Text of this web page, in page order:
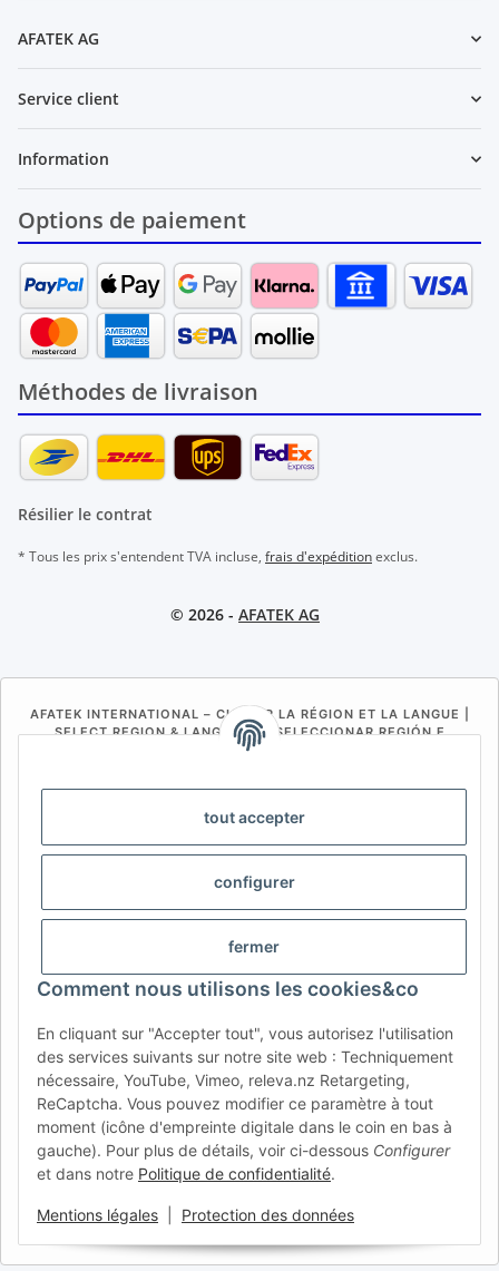
tout accepter
configurer
fermer
Comment nous utilisons les cookies&co
En cliquant sur "Accepter tout", vous autorisez l'utilisation
des services suivants sur notre site web : Techniquement
nécessaire, YouTube, Vimeo, releva.nz Retargeting,
ReCaptcha. Vous pouvez modifier ce paramètre à tout
moment (icône d'empreinte digitale dans le coin en bas à
gauche). Pour plus de détails, voir ci-dessous Configurer
et dans notre Politique de confidentialité.
Mentions légales Protection des données
AFATEK AG
Service client
Information
Options de paiement
Méthodes de livraison
Résilier le contrat
* Tous les prix s'entendent TVA incluse, frais d'expéditionexclus.
© 2026 - AFATEK AG
AFATEK INTERNATIONAL – CHOISIR LA RÉGION ET LA LANGUE |
SELECT REGION & LANGUAGE | SELECCIONAR REGIÓN E
IDIOMA
DE AT CH (DE) CH (FR)
ES
UK NZ USA MX PT
CZ
RO HR
AFATEK France| Votre spécialiste en pièces détachées pour
remorques
Conseil technique :moc.ketafa@ofni| TVA (DE) :
DE354251646
Offre pour les professionnels : achats intracommunautaires HT